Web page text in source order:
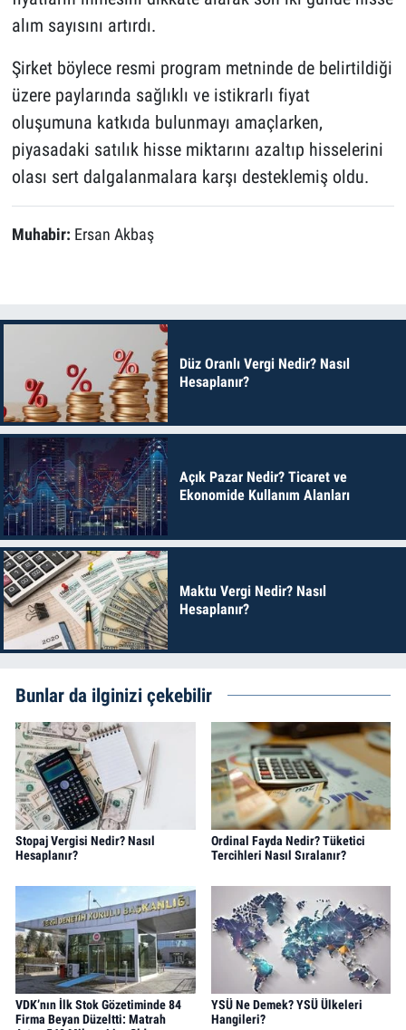
alım sayısını artırdı.
Şirket böylece resmi program metninde de belirtildiği
üzere paylarında sağlıklı ve istikrarlı fiyat
oluşumuna katkıda bulunmayı amaçlarken,
piyasadaki satılık hisse miktarını azaltıp hisselerini
olası sert dalgalanmalara karşı desteklemiş oldu.
Muhabir: Ersan Akbaş
Düz Oranlı Vergi Nedir? Nasıl
Hesaplanır?
Açık Pazar Nedir? Ticaret ve
Ekonomide Kullanım Alanları
Maktu Vergi Nedir? Nasıl
Hesaplanır?
Bunlar da ilginizi çekebilir
Stopaj Vergisi Nedir? Nasıl
Hesaplanır?
Ordinal Fayda Nedir? Tüketici
Tercihleri Nasıl Sıralanır?
VDK’nın İlk Stok Gözetiminde 84
Firma Beyan Düzeltti: Matrah
YSÜ Ne Demek? YSÜ Ülkeleri
Hangileri?